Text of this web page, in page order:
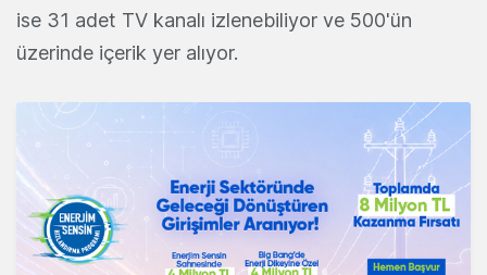
ise 31 adet TV kanalı izlenebiliyor ve 500'ün
üzerinde içerik yer alıyor.